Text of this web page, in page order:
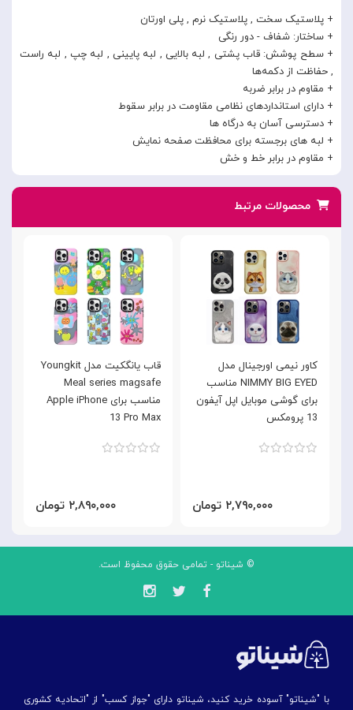
+ پلاستیک سخت , پلاستیک نرم , پلی اورتان
+ ساختار: شفاف - دور رنگی
+ سطح پوشش: قاب پشتی , لبه بالایی , لبه پایینی , لبه چپ , لبه راست
, حفاظت از دکمه‌ها
+ مقاوم در برابر ضربه
+ دارای استانداردهای نظامی مقاومت در برابر سقوط
+ دسترسی آسان به درگاه ها
+ لبه های برجسته برای محافظت صفحه نمایش
+ مقاوم در برابر خط و خش
محصولات مرتبط
قاب یانگکیت مدل Youngkit
Meal series magsafe
مناسب برای Apple iPhone
13 Pro Max
۲,۸۹۰,۰۰۰ تومان
کاور نیمی اورجینال مدل
NIMMY BIG EYED مناسب
برای گوشی موبایل اپل آیفون
13 پرومکس
۲,۷۹۰,۰۰۰ تومان
© شیناتو - تمامی حقوق محفوظ است.
با "شیناتو" آسوده خرید کنید، شیناتو دارای "جواز کسب" از "اتحادیه کشوری